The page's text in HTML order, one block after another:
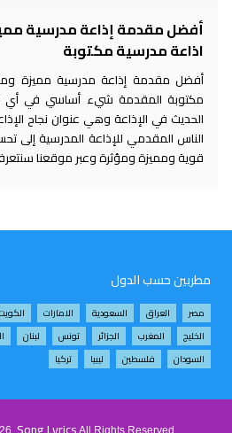
أفضل مقدمة إذاعة مدرسية
اذاعة مدرسية مكتوبة
أفضل مقدمة إذاعة مدرسية مميزة
مكتوبة المقدمة شيء أساسي في أي
الحديث في الإذاعة وهي عنوان نجاح
الناس المقدمي للإذاعة المدرسية إلى
قوية ومميزة ومؤثرة وعبر موقعنا
مطربين حسب الدول
مصر العراق السعودية الامارات
الخليج
المغرب الجزائر تونس لبنان
السودان
فلسطين ليبيا تركيا
All Rights Reserved